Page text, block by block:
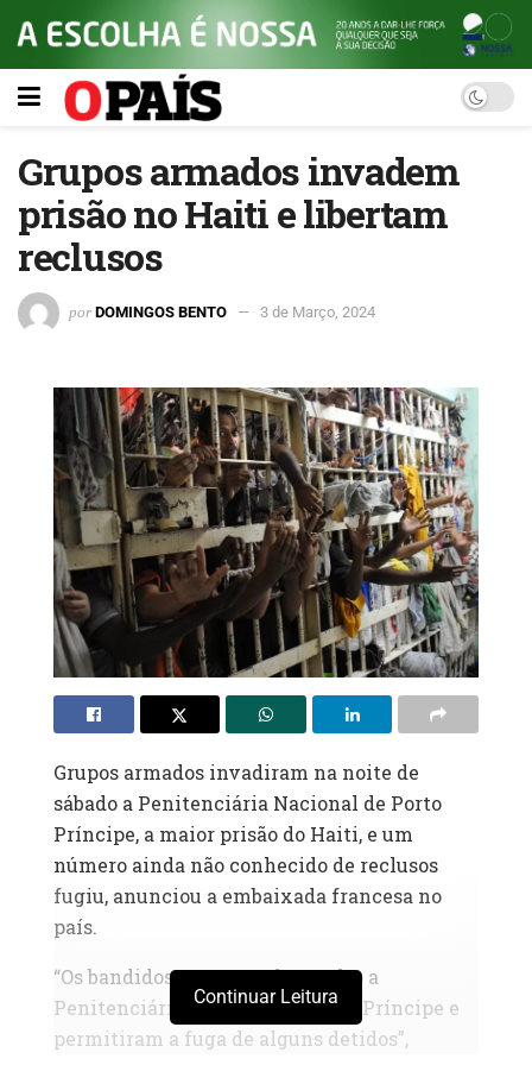
Grupos armados invadem
prisão no Haiti e libertam
reclusos
por DOMINGOS BENTO 3 de Março, 2024
Grupos armados invadiram na noite de
sábado a Penitenciária Nacional de Porto
Príncipe, a maior prisão do Haiti, e um
número ainda não conhecido de reclusos
fugiu, anunciou a embaixada francesa no
país.
“Os bandidos tomaram de assalto a
Penitenciária Nacional de Porto Príncipe e
permitiram a fuga de alguns detidos”,
Continuar Leitura